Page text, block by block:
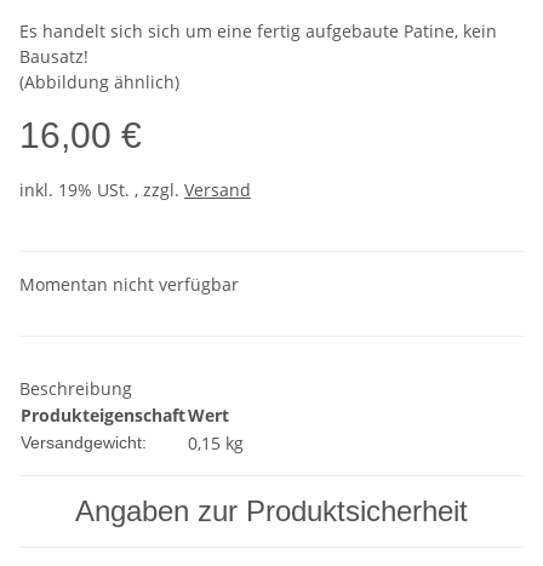
Es handelt sich sich um eine fertig aufgebaute Patine, kein
Bausatz!
(Abbildung ähnlich)
16,00 €
inkl. 19% USt. , zzgl. Versand
Momentan nicht verfügbar
Beschreibung
ProdukteigenschaftWert
Versandgewicht: 0,15 kg
Angaben zur Produktsicherheit